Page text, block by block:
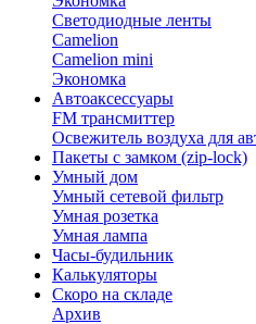
Светодиодные ленты
Camelion
Camelion mini
Экономка
Автоаксессуары
FM трансмиттер
Освежитель воздуха для
Пакеты с замком (zip-lock)
Умный дом
Умный сетевой фильтр
Умная розетка
Умная лампа
Часы-будильник
Калькуляторы
Скоро на складе
Архив